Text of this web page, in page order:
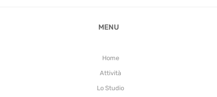
MENU
Home
Attività
Lo Studio